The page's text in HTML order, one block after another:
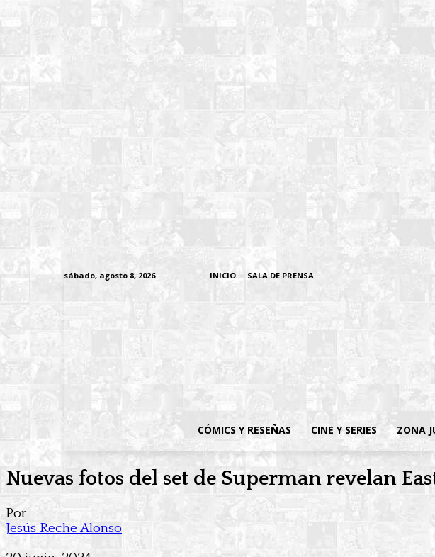
sábado, agosto 8, 2026 INICIO SALA DE PRENSA
CÓMICS Y RESEÑAS CINE Y SERIES ZONA
Nuevas fotos del set de Superman revelan
Por
Jesús Reche Alonso
-